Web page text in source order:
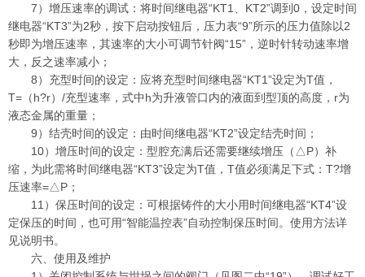
7）增压速率的调试：将时间继电器“KT1、KT2”调到0，设定时间
继电器“KT3”为2秒，按下启动按钮后，压力表“9”所示的压力值除以2
秒即为增压速率，其速率的大小可调节针阀“15”，逆时针转动速率增
大，反之速率减小；
8）充型时间的设定：应将充型时间继电器“KT1”设定为T值，
T=（h?r）/充型速率，式中h为升液管口内的液面到型顶的高度，r为
液态金属的重量；
9）结壳时间的设定：由时间继电器“KT2”设定结壳时间；
10）增压时间的设定：型腔充满后还需要继续增压（△P）补
缩，为此需将时间继电器“KT3”设定为T值，T值必须满足下式：T?增
压速率=△P；
11）保压时间的设定：可根据铸件的大小用时间继电器“KT4”设
定保压的时间，也可用“智能温控表”自动控制保压时间。使用方法详
见说明书。
六、使用及维护